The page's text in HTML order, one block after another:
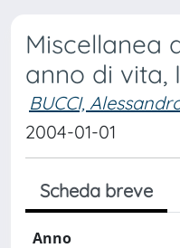
Miscellanea
anno di vita,
BUCCI,
2004-01-01
Scheda breve
Anno